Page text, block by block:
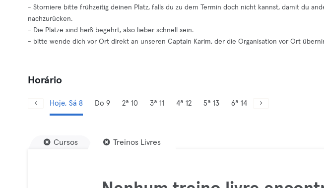
- Storniere bitte frühzeitig deinen Platz, falls du zu dem Termin doch nicht kannst, damit du
nachzurücken.
- Die Plätze sind heiß begehrt, also lieber schnell sein.
- bitte wende dich vor Ort direkt an unseren Captain Karim, der die Organisation vor Ort
Horário
Hoje, Sá 8 Do 9 2ª 10 3ª 11 4ª 12 5ª 13 6ª 14
Cursos Treinos Livres